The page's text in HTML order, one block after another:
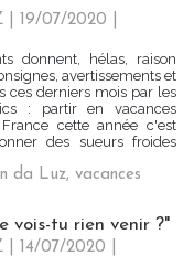
| 19/07/2020
donnent, hélas, raison
avertissements et
ces derniers mois par les
: partir en vacances
cette année c'est
des sueurs froides
da Luz, vacances
vois-tu rien venir ?"
| 14/07/2020